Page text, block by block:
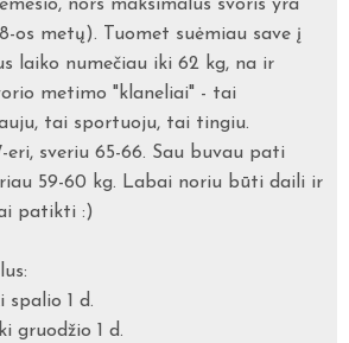
nors maksimalus svoris yra
os metų). Tuomet suėmiau save į
laiko numečiau iki 62 kg, na ir
metimo "klaneliai" - tai
tai sportuoju, tai tingiu.
eri, sveriu 65-66. Sau buvau pati
59-60 kg. Labai noriu būti daili ir
patikti :)
spalio 1 d.
gruodžio 1 d.